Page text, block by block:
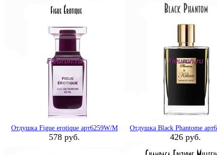
Отдушка Figue erotique арт6259W/M
578 руб.
Отдушка Black Phantome
426 руб.